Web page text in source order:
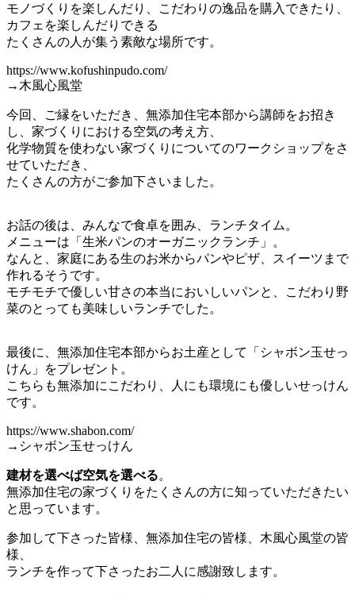
モノづくりを楽しんだり、こだわりの逸品を購入できたり、
カフェを楽しんだりできる
たくさんの人が集う素敵な場所です。
https://www.kofushinpudo.com/
→木風心風堂
今回、ご縁をいただき、無添加住宅本部から講師をお招き
し、家づくりにおける空気の考え方、
化学物質を使わない家づくりについてのワークショップをさ
せていただき、
たくさんの方がご参加下さいました。
お話の後は、みんなで食卓を囲み、ランチタイム。
メニューは「生米パンのオーガニックランチ」。
なんと、家庭にある生のお米からパンやピザ、スイーツまで
作れるそうです。
モチモチで優しい甘さの本当においしいパンと、こだわり野
菜のとっても美味しいランチでした。
最後に、無添加住宅本部からお土産として「シャボン玉せっ
けん」をプレゼント。
こちらも無添加にこだわり、人にも環境にも優しいせっけん
です。
https://www.shabon.com/
→シャボン玉せっけん
建材を選べば空気を選べる。
無添加住宅の家づくりをたくさんの方に知っていただきたい
と思っています。
参加して下さった皆様、無添加住宅の皆様、木風心風堂の皆
様、
ランチを作って下さったお二人に感謝致します。